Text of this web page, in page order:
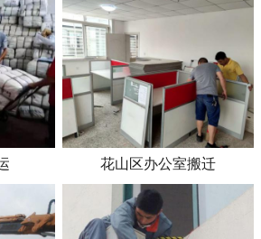
花山区办公室搬迁